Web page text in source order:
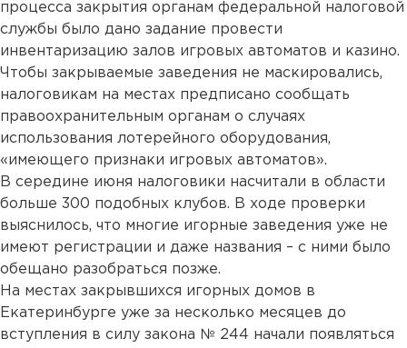
процесса закрытия органам федеральной налоговой
службы было дано задание провести
инвентаризацию залов игровых автоматов и казино.
Чтобы закрываемые заведения не маскировались,
налоговикам на местах предписано сообщать
правоохранительным органам о случаях
использования лотерейного оборудования,
«имеющего признаки игровых автоматов».
В середине июня налоговики насчитали в области
больше 300 подобных клубов. В ходе проверки
выяснилось, что многие игорные заведения уже не
имеют регистрации и даже названия – с ними было
обещано разобраться позже.
На местах закрывшихся игорных домов в
Екатеринбурге уже за несколько месяцев до
вступления в силу закона № 244 начали появляться